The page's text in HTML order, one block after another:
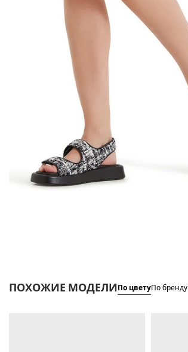
ПОХОЖИЕ МОДЕЛИПо цветуПо бренду